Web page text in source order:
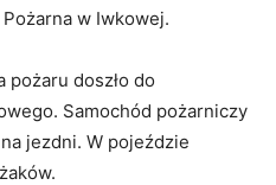
w Iwkowej.
pożaru doszło do
Samochód pożarniczy
jezdni. W pojeździe